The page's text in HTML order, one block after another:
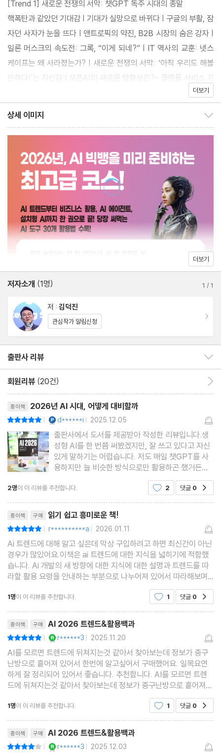
이 책 한 권으로 끝!
[Trend 1] 새로운 전쟁의 서막: 챗GPT 독주 시대의 종말
핵폭탄과 같았던 기대감 | 기대가 실망으로 바뀌다 | 구글의 부활, 잠
자던 사자가 눈을 뜨다 | 앤트로픽의 약진, B2B 시장의 숨은 강자 |
일론 머스크의 속도전: 그록, “이게 되네?” | IT 역사의 교훈: 넷스
케이프는 왜 사라졌는가? | 새로운 전쟁의 서막: ‘아직 우리도 해볼
만하다!’는 자신감 | 오픈AI의 새로운 방향성은?- 플랫폼 서비스 기
[Trend 2] 현실세계로 걸어 나오는 피지컬 AI
다시 보는 AI 발전 4단계 | AI는 병렬적으로 진화하고 있다 | 피지컬
AI 혁명, 2025년 아마존 창고의 하루 | 생성형 AI, 로봇 개발의 난
제를 풀다 | 피지컬 AI의 거대한 생태계: 테슬라와 엔비디아 | 산업
의 미래, 다크 팩토리와 월드 모델 | 토큰과 데이터 팩토리 | 형태의
해방: 로봇 다양성의 시대 | 피지컬 AI와 체득의 힘 | 다가올 미래 산
업현장의 피지컬 AI | 한국의 피지컬 AI 분야 잠재력 | 인문학과 철
학, 그리고 인간 고유의 가치
_엣지 AI, 온디바이스 AI, 버티컬 AI
소형모델 혁명의 서막, 딥시크 쇼크 | 오픈소스형 AI, 그리고 추론의
공개 | 소형 및 경량 모델 시대, 엣지 AI, 온디바이스 AI 혁명 | 작지
만 강한 거인, 소형 및 경량 모델과 효율성 혁명 | 오픈소스형 AI 경
쟁, 게임의 법칙이 바뀌다 | 전문성과 데이터가 만나는 새로운 패러
다임, 버티컬 AI
기 시작한다, 맞춤형 브리핑 | 2026년 생성형 AI의 흐름은? | 에이
전트 브라우저 전성시대의 시작
[Trend 5] 검색의 뉴노멀, AI에게 간택당하는 시대
_MCP와 A2A, 멀티 AI 에이전트, 에이전트 이커머스, 제로 클릭의
멀티 AI 에이전트의 확산 | MCP와 A2A: 생각하고 협업하는 AI 에
시대, AI 에이전트 최적화(AAO) | 제로 클릭의 시대 | AI 검색 혁명,
간접적 제안→직접적 답변으로 | 검색엔진 최적화(SEO)를 넘어 AI
검색 최적화(AIEO) 시대로 | AI 간택 시대의 확산―정부정책부터
채용까지 | 변화 속에서 균형점 찾기
[Trend 6] AI 컴패니언 시대의 명암
AI 동반자 시대의 서막: 지브리 효과 | AI 컴패니언, 그 매력의 비밀
| 새로운 관계의 등장: 다양한 AI 컴패니언 서비스 | AI 동반자 관계
의 그림자 | 달콤한 독, 아첨하는 AI | 건강한 동반자 관계를 위한 AI
기업들의 조치 | AI 시대의 현명한 동반자 관계를 위하여
[Trend 7] 솔로프리너 혁명, AI가 만든 새 생태계
AI 시대, 창업방식과 비즈니스 모델이 바뀌고 있다 | 데이터가 증명
하는 솔로프리너 시대 | 대한민국 1인 유니콘을 위한 새로운 도약 |
노동시장의 지각변동, 새로운 기회와 도전
더보기
상세 이미지
더보기
저자소개 (1명) 1 /1
저 : 김덕진
관심작가 알림신청
출판사 리뷰
회원리뷰 (20건)
종이책 2026년 AI 시대, 어떻게 대비할까
| d******i | 2025.12.05
출판사에서 도서를 제공받아 작성한 리뷰입니다.생
성형 AI를 한 번쯤 써봤겠지만, 잘 쓰고 있다고 자신
있게 말하기는 어렵습니다. 저도 매일 챗GPT를 사
용하지만 늘 비슷한 방식으로만 활용하곤 했거든요.
다른 AI 툴들도 궁금하지만 어디서부터 시작해야 할
지 막막한 분들은 “AI 2026 트렌드 & 활용백과”가
름과 활용법을 폭넓게
2명이 이 리뷰를 추천합니다. 2 댓글 0
종이책 구매 읽기 쉽고 흥미로운 책!
| r**********a | 2026.01.11
Ai 트렌드에 대해 알고 싶은데 막상 구입하려고 하면 최신간이 아닌
경우가 많았어요.이책은 ai 트렌드에 대한 지식을 넓히기에 적합했
습니다. Ai 개발의 새 방향에 대한 지식에 대한 설명과 트렌드를 따
라할 활용 요령을 안내하는 부분으로 나누어져 있어서 따라해보며
흥미롭고 읽기 편했습니다. 제 계정이 무료 계정들이라 한계는 있었
지만요.
1명이 이 리뷰를 추천합니다. 1 댓글 0
종이책 구매 AI 2026 트렌드&활용백과
| r******3 | 2025.11.20
AI를 모르면 트렌드에 뒤쳐지는것 같아서 찾아보는데 정보가 중구
난방으로 흩어져 있어서 한번에 알고싶어서 구매했어요. 일목요연
하게 잘 정리되어 있어서 좋습니다. 추천합니다. AI를 모르면 트렌
드에 뒤쳐지는것 같아서 찾아보는데 정보가 중구난방으로 흩어져
있어서 한번에 알고싶어서 구매했어요. 일목요연하게 잘 정리되어
있어서 좋습니다. 추천합니다.
1명이 이 리뷰를 추천합니다. 1 댓글 0
종이책 구매 AI 2026 트렌드&활용백과
| r******3 | 2025.12.03